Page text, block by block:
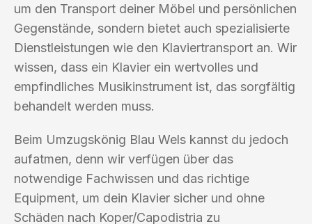
um den Transport deiner Möbel und persönlichen
Gegenstände, sondern bietet auch spezialisierte
Dienstleistungen wie den Klaviertransport an. Wir
wissen, dass ein Klavier ein wertvolles und
empfindliches Musikinstrument ist, das sorgfältig
behandelt werden muss.
Beim Umzugskönig Blau Wels kannst du jedoch
aufatmen, denn wir verfügen über das
notwendige Fachwissen und das richtige
Equipment, um dein Klavier sicher und ohne
Schäden nach Koper/Capodistria zu